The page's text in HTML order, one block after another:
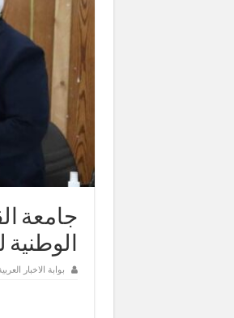
جامعة
الوطنية
بوابة الاخبار